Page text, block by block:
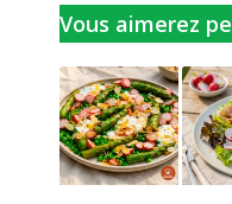
Vous aimerez